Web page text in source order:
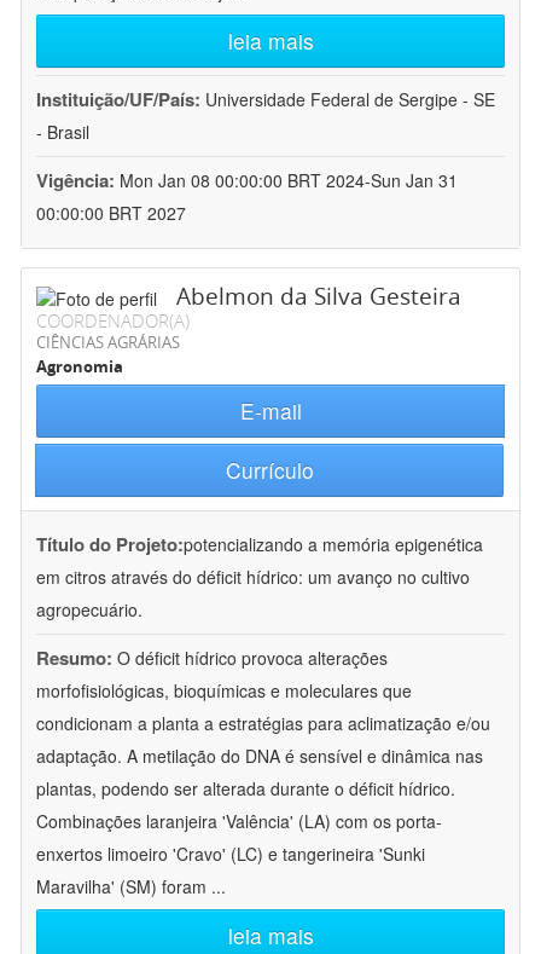
leia mais
Instituição/UF/País: Universidade Federal de Sergipe - SE
- Brasil
Vigência: Mon Jan 08 00:00:00 BRT 2024-Sun Jan 31
00:00:00 BRT 2027
Abelmon da Silva Gesteira
COORDENADOR(A)
CIÊNCIAS AGRÁRIAS
Agronomia
E-mail
Currículo
Título do Projeto:potencializando a memória epigenética
em citros através do déficit hídrico: um avanço no cultivo
agropecuário.
Resumo: O déficit hídrico provoca alterações
morfofisiológicas, bioquímicas e moleculares que
condicionam a planta a estratégias para aclimatização e/ou
adaptação. A metilação do DNA é sensível e dinâmica nas
plantas, podendo ser alterada durante o déficit hídrico.
Combinações laranjeira 'Valência' (LA) com os porta-
enxertos limoeiro 'Cravo' (LC) e tangerineira 'Sunki
Maravilha' (SM) foram ...
leia mais